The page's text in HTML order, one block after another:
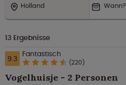
Holland Wann?
13 Ergebnisse
9.3 Fantastisch
(220)
Vogelhuisje - 2 Personen